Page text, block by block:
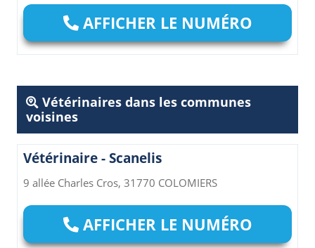
AFFICHER LE NUMÉRO
Vétérinaires dans les communes
voisines
Vétérinaire - Scanelis
9 allée Charles Cros, 31770 COLOMIERS
AFFICHER LE NUMÉRO